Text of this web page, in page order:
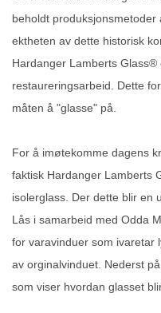
beholdt
ektheten av dette historisk
Hardanger Lamberts
restaureringsarbeid. Dette
måten å "glasse" på.
For å imøtekomme dagens
faktisk Hardanger Lamberts
isolerglass. Der dette blir en
Lås i samarbeid med Odda
for varavinduer som ivaretar
av orginalvinduet. Nederst
som viser hvordan glasset